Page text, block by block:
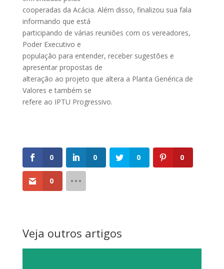
cooperadas da Acácia. Além disso, finalizou sua fala
informando que está
participando de várias reuniões com os vereadores,
Poder Executivo e
população para entender, receber sugestões e
apresentar propostas de
alteração ao projeto que altera a Planta Genérica de
Valores e também se
refere ao IPTU Progressivo.
0 0 0 0
0
Veja outros artigos